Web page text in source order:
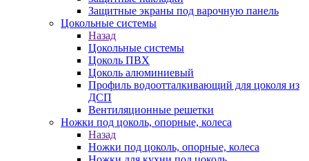
Защитные экраны под варочную панель
Цокольные системы
Назад
Цокольные системы
Цоколь ПВХ
Цоколь алюминиевый
Профиль водоотталкивающий для цоколя из
ДСП
Вентиляционные решетки
Ножки под цоколь, опорные, колеса
Назад
Ножки под цоколь, опорные, колеса